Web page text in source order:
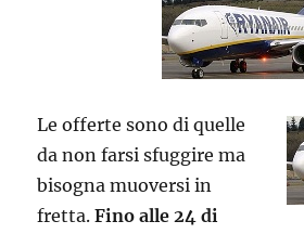
Le offerte sono di quelle
da non farsi sfuggire ma
bisogna muoversi in
fretta.Fino alle 24 di